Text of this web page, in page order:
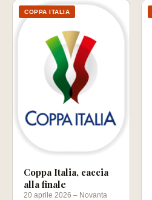
COPPA ITALIA
Coppa Italia, caccia
alla finale
20 aprile 2026 – Novanta